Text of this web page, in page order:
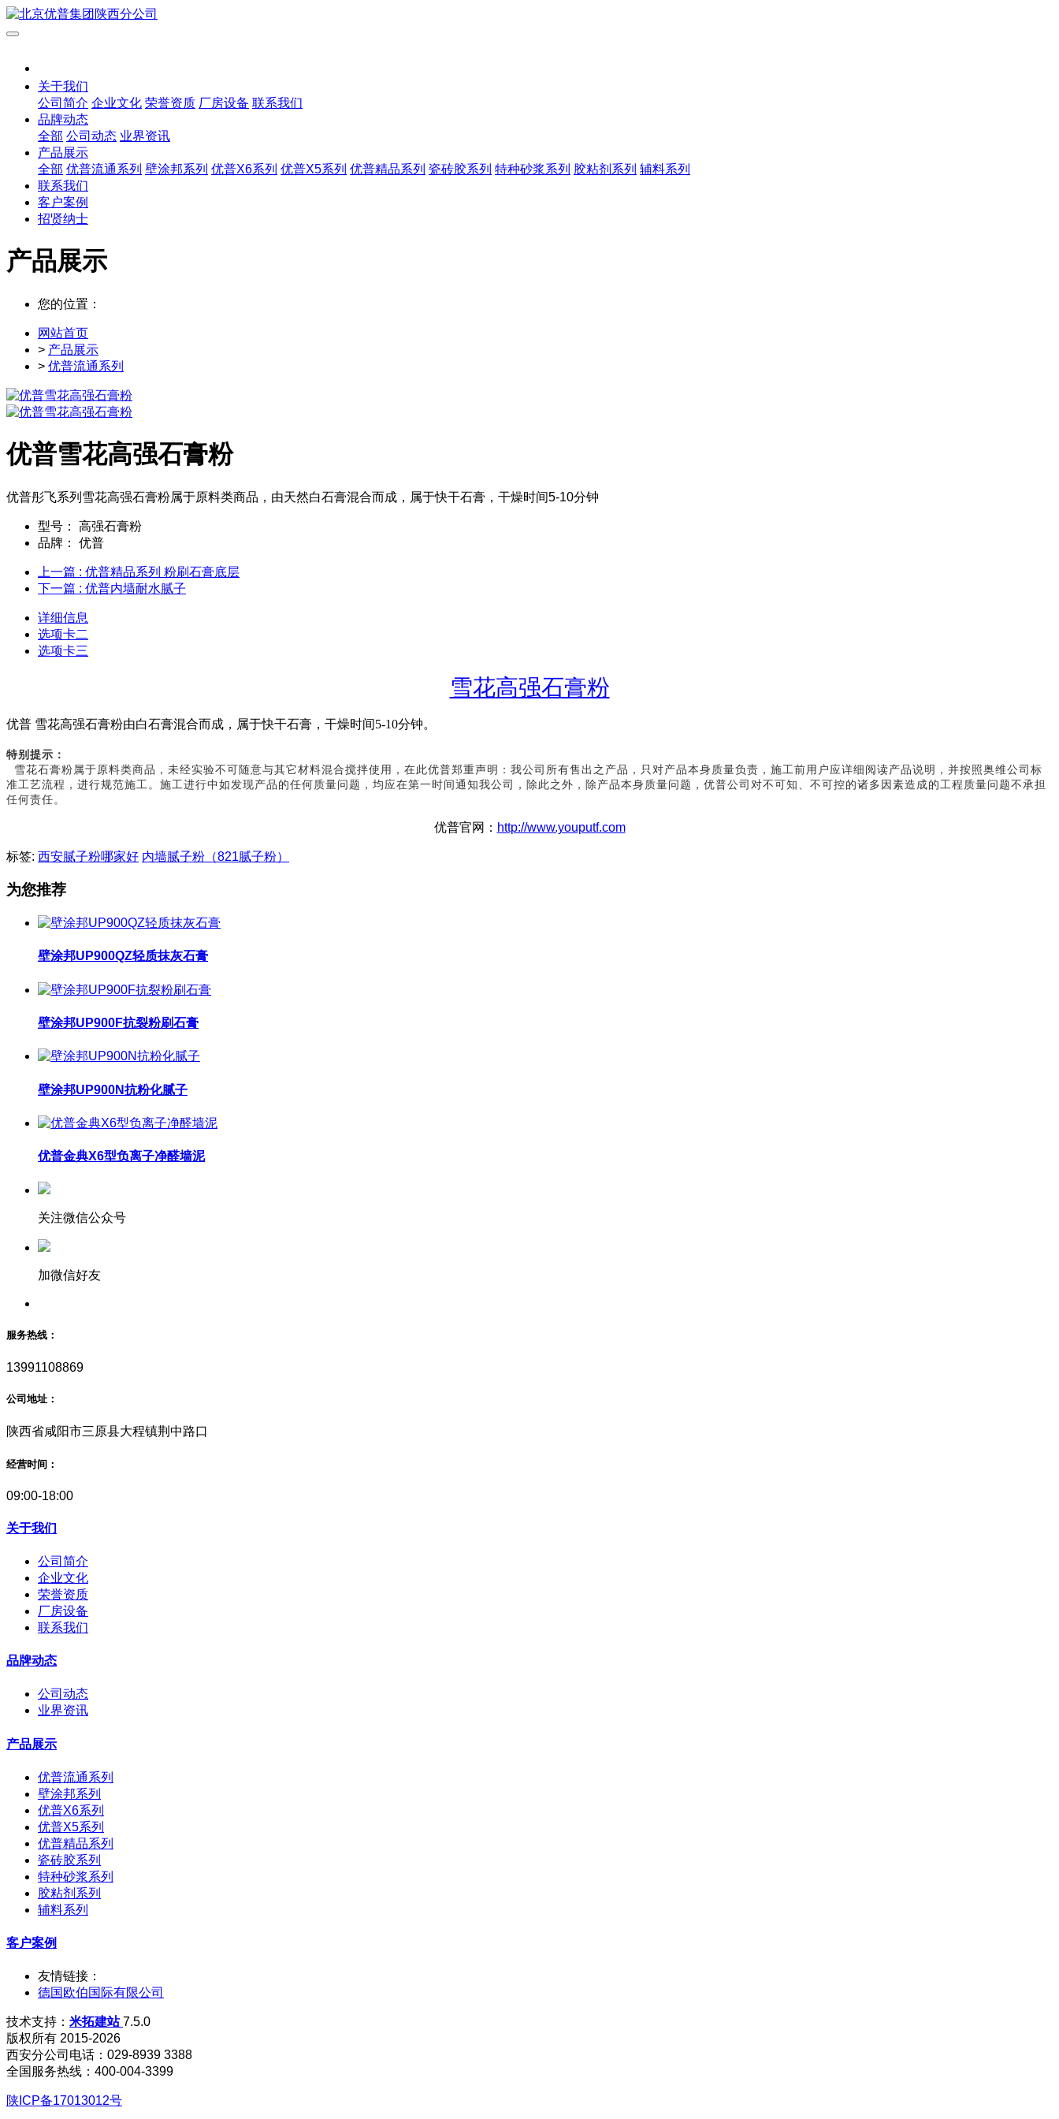
关于我们
公司简介 企业文化 荣誉资质 厂房设备 联系我们
品牌动态
全部 公司动态 业界资讯
产品展示
全部 优普流通系列 壁涂邦系列 优普X6系列 优普X5系列 优普精品系列 瓷砖胶系列 特种砂浆系列 胶粘剂系列 辅料系列
联系我们
客户案例
招贤纳士
产品展示
您的位置：
网站首页
> 产品展示
> 优普流通系列
优普雪花高强石膏粉
优普彤飞系列雪花高强石膏粉属于原料类商品，由天然白石膏混合而成，属于快干石膏，干燥时间5-10分钟
型号：
高强石膏粉
品牌：
优普
上一篇 : 优普精品系列 粉刷石膏底层
下一篇 : 优普内墙耐水腻子
详细信息
选项卡二
选项卡三
雪花高强石膏粉
优普 雪花高强石膏粉由白石膏混合而成，属于快干石膏，干燥时间5-10分钟。
特别提示：
雪花石膏粉属于原料类商品，未经实验不可随意与其它材料混合搅拌使用，在此优普郑重声明：我公司所有售出之产品，只对产品本身质量负责，施工前用户应详细阅读产品说明，并按照奥维公司标
准工艺流程，进行规范施工。施工进行中如发现产品的任何质量问题，均应在第一时间通知我公司，除此之外，除产品本身质量问题，优普公司对不可知、不可控的诸多因素造成的工程质量问题不承担
任何责任。
优普官网： http://www.youputf.com
标签: 西安腻子粉哪家好 内墙腻子粉（821腻子粉）
为您推荐
壁涂邦UP900QZ轻质抹灰石膏
壁涂邦UP900F抗裂粉刷石膏
壁涂邦UP900N抗粉化腻子
优普金典X6型负离子净醛墙泥
关注微信公众号
加微信好友
服务热线：
13991108869
公司地址：
陕西省咸阳市三原县大程镇荆中路口
经营时间：
09:00-18:00
关于我们
公司简介
企业文化
荣誉资质
厂房设备
联系我们
品牌动态
公司动态
业界资讯
产品展示
优普流通系列
壁涂邦系列
优普X6系列
优普X5系列
优普精品系列
瓷砖胶系列
特种砂浆系列
胶粘剂系列
辅料系列
客户案例
友情链接：
德国欧伯国际有限公司
技术支持： 米拓建站 7.5.0
版权所有 2015-2026
西安分公司电话：029-8939 3388
全国服务热线：400-004-3399
陕ICP备17013012号